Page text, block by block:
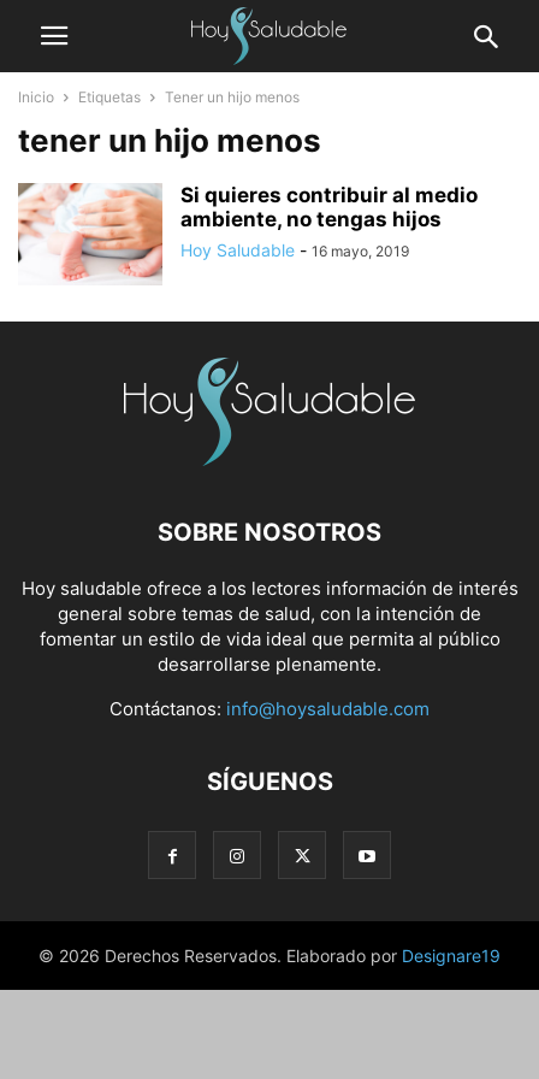
Inicio Etiquetas Tener un hijo menos
tener un hijo menos
Si quieres contribuir al medio
ambiente, no tengas hijos
Hoy Saludable - 16 mayo, 2019
SOBRE NOSOTROS
Hoy saludable ofrece a los lectores información de interés
general sobre temas de salud, con la intención de
fomentar un estilo de vida ideal que permita al público
desarrollarse plenamente.
Contáctanos: info@hoysaludable.com
SÍGUENOS
© 2026 Derechos Reservados. Elaborado por Designare19